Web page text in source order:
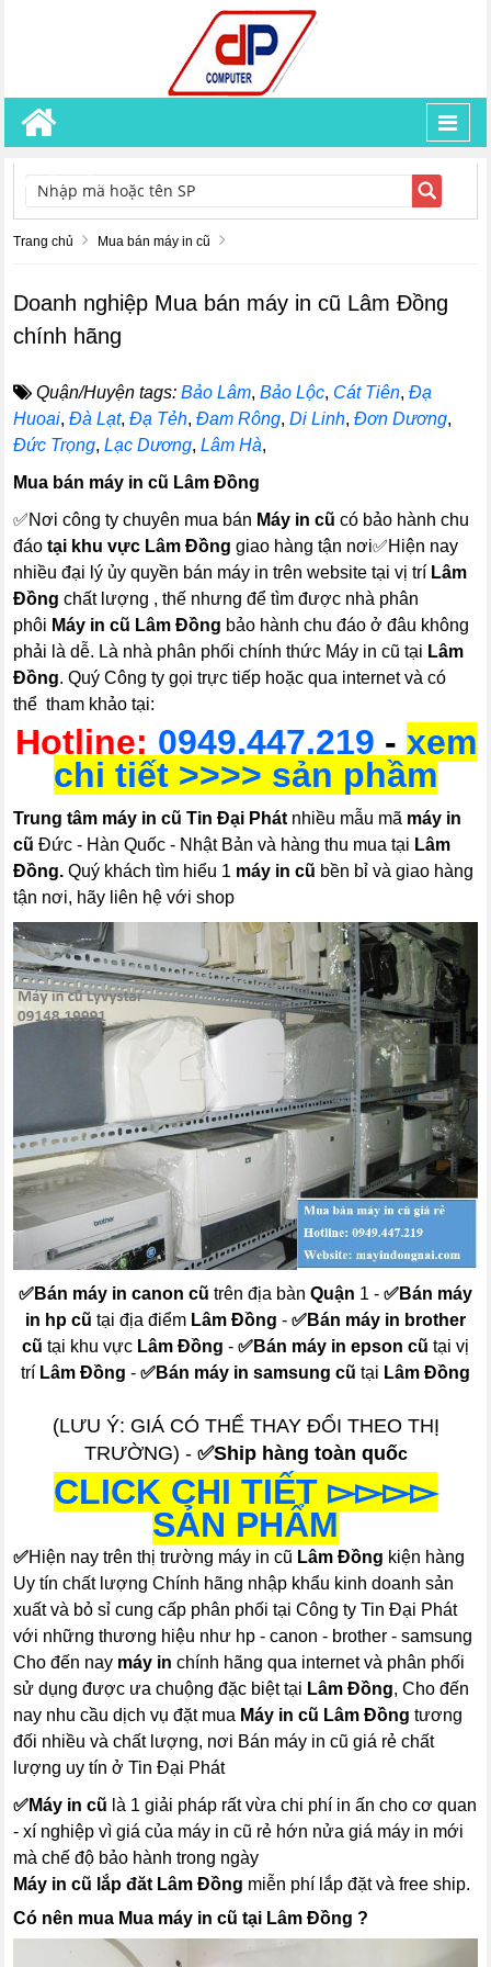
TÌM KIẾM
Trang chủ Mua bán máy in cũ
Doanh nghiệp Mua bán máy in cũ Lâm Đồng
chính hãng
Quận/Huyện tags: Bảo Lâm,Bảo Lộc, Cát Tiên,Đạ
Huoai,Đà Lạt,Đạ Tẻh,Đam Rông,Di Linh,Đơn Dương,
Đức Trọng,Lạc Dương,Lâm Hà,
Mua bán máy in cũ Lâm Đồng
✅Nơi công ty chuyên mua bán Máy in cũcó bảo hành chu
đáo tại khu vực Lâm Đồng giao hàng tận nơi✅Hiện nay
nhiều đại lý ủy quyền bán máy in trên website tại vị trí Lâm
Đồng chất lượng , thế nhưng để tìm được nhà phân
phôi Máy in cũ Lâm Đồng bảo hành chu đáo ở đâu không
phải là dễ. Là nhà phân phối chính thức Máy in cũ tại Lâm
Đồng. Quý Công ty gọi trực tiếp hoặc qua internet và có
thể tham khảo tại:
Hotline: 0949.447.219 - xem
chi tiết >>>> sản phầm
Trung tâm máy in cũ Tin Đại Phát nhiều mẫu mã máy in
cũĐức - Hàn Quốc - Nhật Bản và hàng thu mua tại Lâm
Đồng.Quý khách tìm hiểu 1 máy in cũ bền bỉ và giao hàng
tận nơi, hãy liên hệ với shop
✅Bán máy in canon cũ trên địa bàn Quận 1 - ✅Bán máy
in hp cũ tại địa điểm Lâm Đồng - ✅Bán máy in brother
cũ tại khu vực Lâm Đồng - ✅Bán máy in epson cũ tại vị
trí Lâm Đồng - ✅Bán máy in samsung cũ tại Lâm Đồng
(LƯU Ý: GIÁ CÓ THỂ THAY ĐỔI THEO THỊ
TRƯỜNG) - ✅Ship hàng toàn quốc
CLICK CHI TIẾT ▻▻▻▻
SẢN PHẨM
✅Hiện nay trên thị trường máy in cũ Lâm Đồng kiện hàng
Uy tín chất lượng Chính hãng nhập khẩu kinh doanh sản
xuất và bỏ sỉ cung cấp phân phối tại Công ty Tin Đại Phát
với những thương hiệu như hp - canon - brother - samsung
Cho đến nay máy in chính hãng qua internet và phân phối
sử dụng được ưa chuộng đặc biệt tại Lâm Đồng, Cho đến
nay nhu cầu dịch vụ đặt mua Máy in cũ Lâm Đồng tương
đối nhiều và chất lượng, nơi Bán máy in cũ giá rẻ chất
lượng uy tín ở Tin Đại Phát
✅Máy in cũ là 1 giải pháp rất vừa chi phí in ấn cho cơ quan
- xí nghiệp vì giá của máy in cũ rẻ hớn nửa giá máy in mới
mà chế độ bảo hành trong ngày
Máy in cũ lắp đăt Lâm Đồng miễn phí lắp đặt và free ship.
Có nên mua Mua máy in cũ tại Lâm Đồng ?